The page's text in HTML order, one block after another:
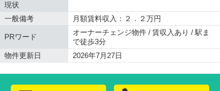
現状
一般備考
月額賃料収入：２．２万円
PRワード
オーナーチェンジ物件 / 賃収入あり / 駅ま
で徒歩3分
物件更新日
2026年7月27日